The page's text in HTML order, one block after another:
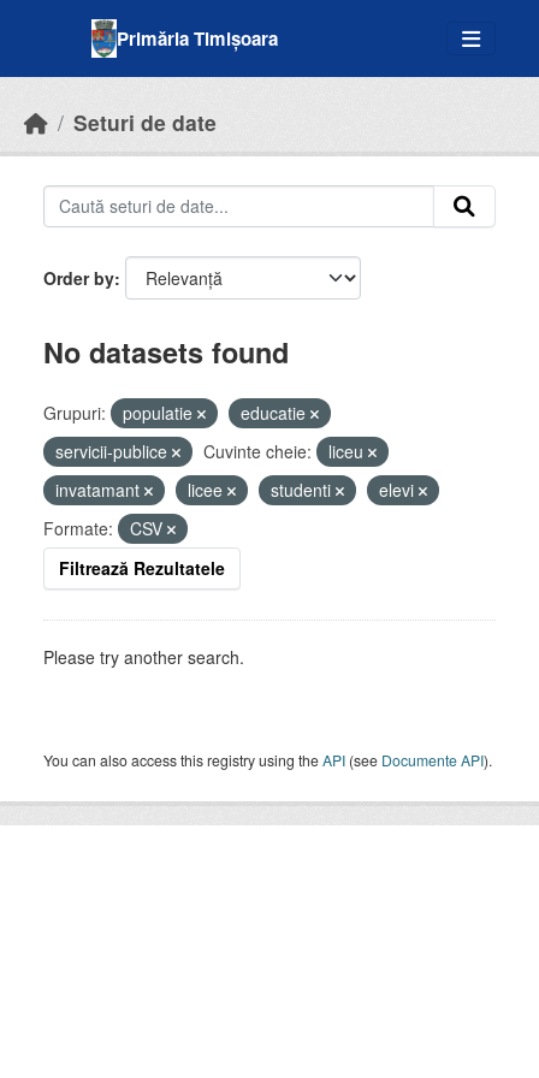
Primăria Timișoara
Seturi de date
Order by
No datasets found
Grupuri: populatie
educatie
servicii-publice
Cuvinte cheie:
liceu
invatamant
licee studenti
elevi
Formate:
CSV
Filtrează Rezultatele
Please try another search.
You can also access this registry using theAPI (see Documente API).